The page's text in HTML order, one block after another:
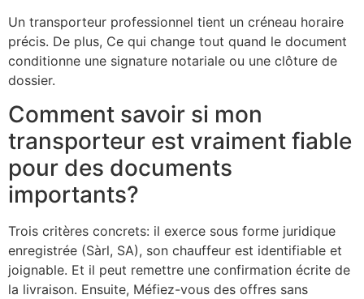
Un transporteur professionnel tient un créneau horaire
précis. De plus, Ce qui change tout quand le document
conditionne une signature notariale ou une clôture de
dossier.
Comment savoir si mon
transporteur est vraiment fiable
pour des documents
importants?
Trois critères concrets: il exerce sous forme juridique
enregistrée (Sàrl, SA), son chauffeur est identifiable et
joignable. Et il peut remettre une confirmation écrite de
la livraison. Ensuite, Méfiez-vous des offres sans